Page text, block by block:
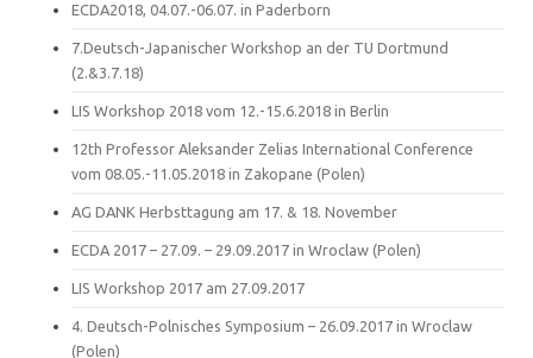
ECDA2018, 04.07.-06.07. in Paderborn
7.Deutsch-Japanischer Workshop an der TU Dortmund
(2.&3.7.18)
LIS Workshop 2018 vom 12.-15.6.2018 in Berlin
12th Professor Aleksander Zelias International Conference
vom 08.05.-11.05.2018 in Zakopane (Polen)
AG DANK Herbsttagung am 17. & 18. November
ECDA 2017 – 27.09. – 29.09.2017 in Wroclaw (Polen)
LIS Workshop 2017 am 27.09.2017
4. Deutsch-Polnisches Symposium – 26.09.2017 in Wroclaw
(Polen)